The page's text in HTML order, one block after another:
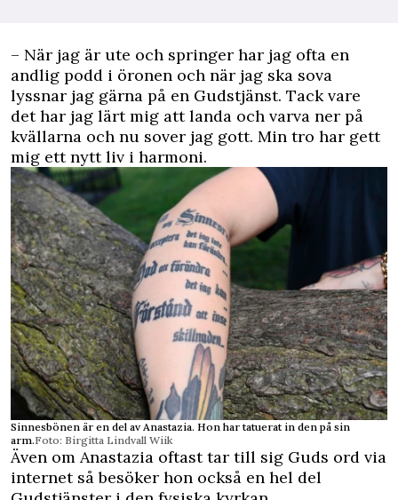
– När jag är ute och springer har jag ofta en
andlig podd i öronen och när jag ska sova
lyssnar jag gärna på en Gudstjänst. Tack vare
det har jag lärt mig att landa och varva ner på
kvällarna och nu sover jag gott. Min tro har gett
mig ett nytt liv i harmoni.
Sinnesbönen är en del av Anastazia. Hon har tatuerat in den på sin
arm.Foto: Birgitta Lindvall Wiik
Även om Anastazia oftast tar till sig Guds ord via
internet så besöker hon också en hel del